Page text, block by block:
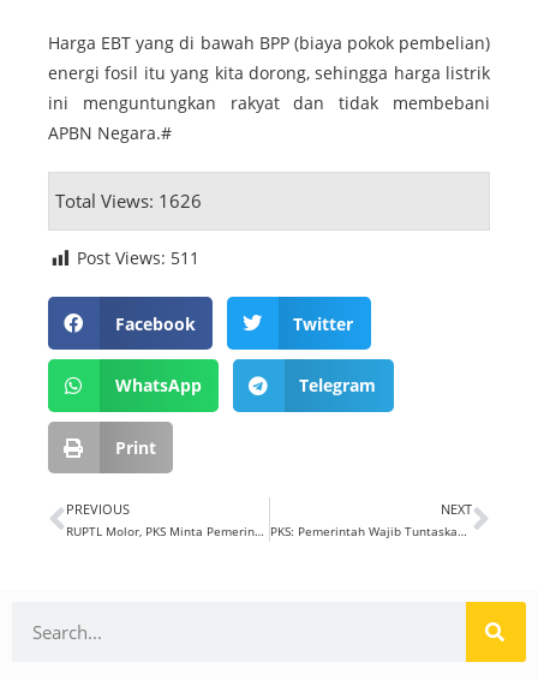
Harga EBT yang di bawah BPP (biaya pokok pembelian)
energi fosil itu yang kita dorong, sehingga harga listrik
ini menguntungkan rakyat dan tidak membebani
APBN Negara.#
Total Views: 1626
Post Views: 511
Facebook Twitter
WhatsApp Telegram
Print
PREVIOUS
RUPTL Molor, PKS Minta Pemerintah Konsisten Dalam Perencanaan Listrik
NEXT
PKS: Pemerintah Wajib Tuntaskan 34 Pembangkit Listrik Mangkrak